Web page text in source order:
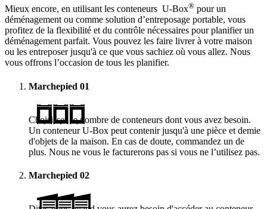
Mieux encore, en utilisant les conteneurs U-Box® pour un
déménagement ou comme solution d’entreposage portable, vous
profitez de la flexibilité et du contrôle nécessaires pour planifier un
déménagement parfait. Vous pouvez les faire livrer à votre maison
ou les entreposer jusqu'à ce que vous sachiez où vous allez. Nous
vous offrons l’occasion de tous les planifier.
Marchepied 01
Choisissez le nombre de conteneurs dont vous avez besoin.
Un conteneurU-Box peut contenir jusqu'à une pièce et demie
d'objets de la maison. En cas de doute, commandez un de
plus. Nous ne vous le facturerons pas si vous ne l’utilisez pas.
Marchepied 02